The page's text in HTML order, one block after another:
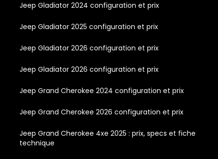
Jeep Gladiator 2024 configuration et prix
Jeep Gladiator 2025 configuration et prix
Jeep Gladiator 2026 configuration et prix
Jeep Gladiator 2026 configuration et prix
Jeep Grand Cherokee 2024 configuration et prix
Jeep Grand Cherokee 2026 configuration et prix
Jeep Grand Cherokee 4xe 2025 : prix, specs et fiche
technique